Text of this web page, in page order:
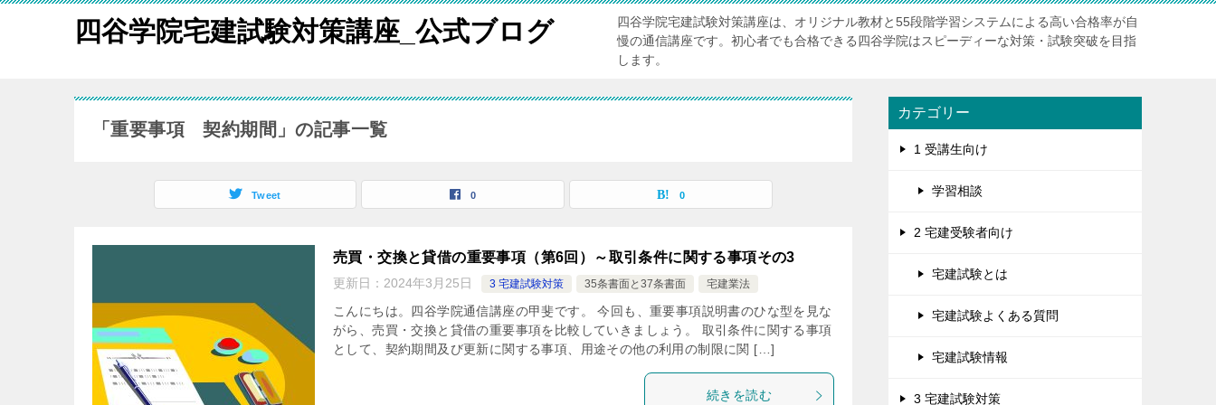
四谷学院宅建試験対策講座_公式ブログ
四谷学院宅建試験対策講座は、オリジナル教材と55段階学習システムによる高い合格率が自
慢の通信講座です。初心者でも合格できる四谷学院はスピーディーな対策・試験突破を目指
します。
「重要事項 契約期間」の記事一覧
Tweet 0 0
売買・交換と貸借の重要事項（第6回）～取引条件に関する事項その3
更新日： 2024年3月25日 3 宅建試験対策 35条書面と37条書面 宅建業法
こんにちは。四谷学院通信講座の甲斐です。 今回も、重要事項説明書のひな型を見な
がら、売買・交換と貸借の重要事項を比較していきましょう。 取引条件に関する事項
として、契約期間及び更新に関する事項、用途その他の利用の制限に関 […]
続きを読む
カテゴリー
1 受講生向け
学習相談
2 宅建受験者向け
宅建試験とは
宅建試験よくある質問
宅建試験情報
3 宅建試験対策